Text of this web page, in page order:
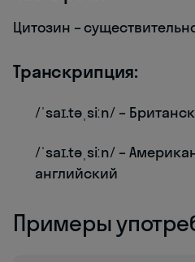
Цитозин –
Транскрипция:
/ˈsaɪ.təˌsiːn/ –
/ˈsaɪ.təˌsiːn/ –
английский
Примеры